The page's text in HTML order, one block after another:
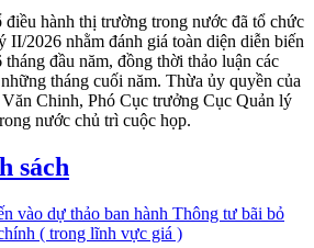
hành thị trường trong nước đã tổ chức
II/2026 nhằm đánh giá toàn diện diễn biến
đầu năm, đồng thời thảo luận các
tháng cuối năm. Thừa ủy quyền của
Chinh, Phó Cục trưởng Cục Quản lý
nước chủ trì cuộc họp.
sách